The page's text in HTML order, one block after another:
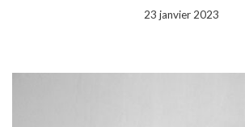
23 janvier 2023